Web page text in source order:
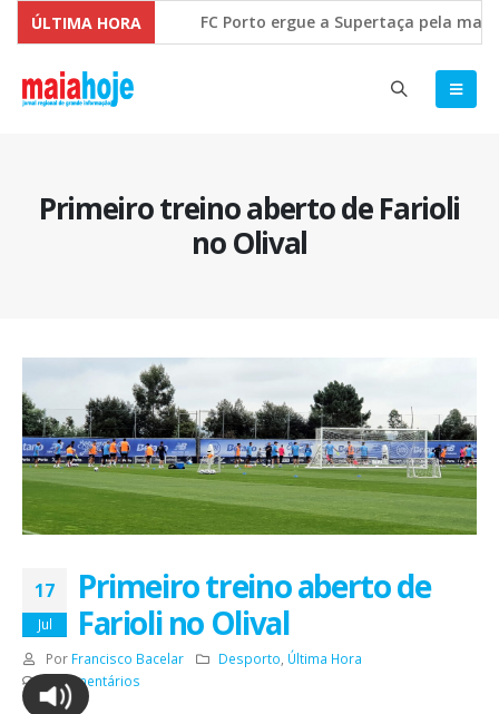
ÚLTIMA HORA FC Porto ergue a Supertaça pela
Comissão Europeia quer ouvir as PME’s
Primeiro treino aberto de Farioli
no Olival
17
Jul
Primeiro treino aberto de
Farioli no Olival
Por Francisco Bacelar Desporto, Última Hora
0 Comentários